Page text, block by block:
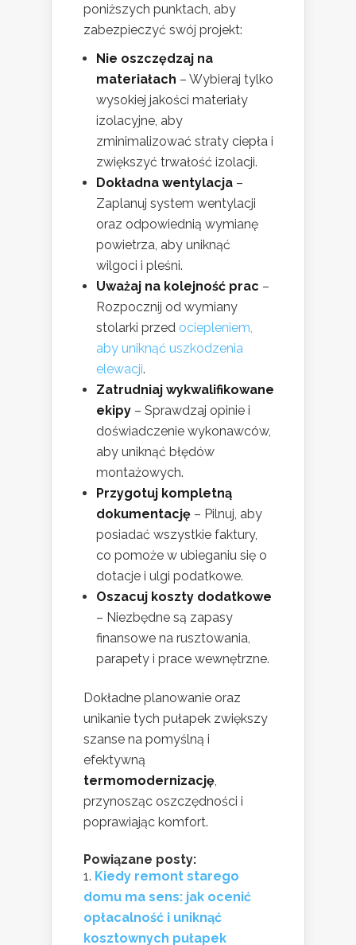
poniższych punktach, aby
zabezpieczyć swój projekt:
Nie oszczędzaj na
materiałach – Wybieraj tylko
wysokiej jakości materiały
izolacyjne, aby
zminimalizować straty ciepła i
zwiększyć trwałość izolacji.
Dokładna wentylacja –
Zaplanuj system wentylacji
oraz odpowiednią wymianę
powietrza, aby uniknąć
wilgoci i pleśni.
Uważaj na kolejność prac –
Rozpocznij od wymiany
stolarki przed ociepleniem,
aby uniknąć uszkodzenia
elewacji.
Zatrudniaj wykwalifikowane
ekipy – Sprawdzaj opinie i
doświadczenie wykonawców,
aby uniknąć błędów
montażowych.
Przygotuj kompletną
dokumentację – Pilnuj, aby
posiadać wszystkie faktury,
co pomoże w ubieganiu się o
dotacje i ulgi podatkowe.
Oszacuj koszty dodatkowe
– Niezbędne są zapasy
finansowe na rusztowania,
parapety i prace wewnętrzne.
Dokładne planowanie oraz
unikanie tych pułapek zwiększy
szanse na pomyślną i
efektywną
termomodernizację
przynosząc oszczędności i
poprawiając komfort.
Powiązane posty:
Kiedy remont starego
domu ma sens: jak ocenić
opłacalność i uniknąć
kosztownych pułapek